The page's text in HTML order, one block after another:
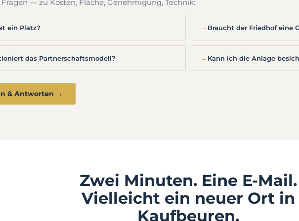
— zu Kosten, Fläche, Genehmigung, Technik:
ein Platz? → Braucht der Friedhof eine
das Partnerschaftsmodell? → Kann ich die Anlage
& Antworten →
Zwei Minuten. Eine E-Mail.
Vielleicht ein neuer Ort in
Kaufbeuren.